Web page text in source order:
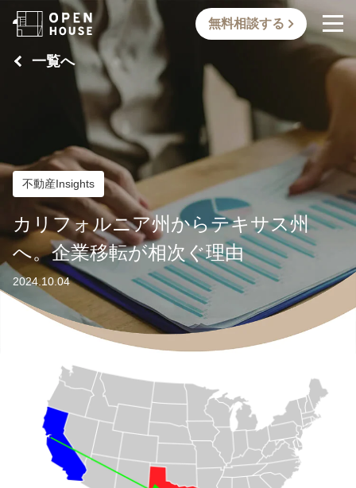
無料相談する
一覧へ
不動産Insights
カリフォルニア州からテキサス州
へ。企業移転が相次ぐ理由
2024.10.04